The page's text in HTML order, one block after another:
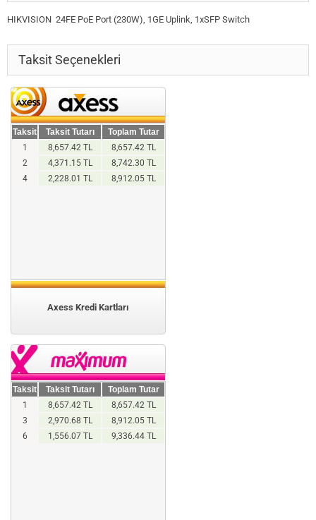
HIKVISION 24FE PoE Port (230W), 1GE Uplink, 1xSFP Switch
Taksit Seçenekleri
Taksit Taksit Tutarı
Toplam Tutar
1
8,657.42 TL
8,657.42 TL
2
4,371.15 TL
8,742.30 TL
4
2,228.01 TL 8,912.05 TL
Axess Kredi Kartları
Taksit Taksit Tutarı
Toplam Tutar
1
8,657.42 TL
8,657.42 TL
3
2,970.68 TL
8,912.05 TL
6
1,556.07 TL 9,336.44 TL